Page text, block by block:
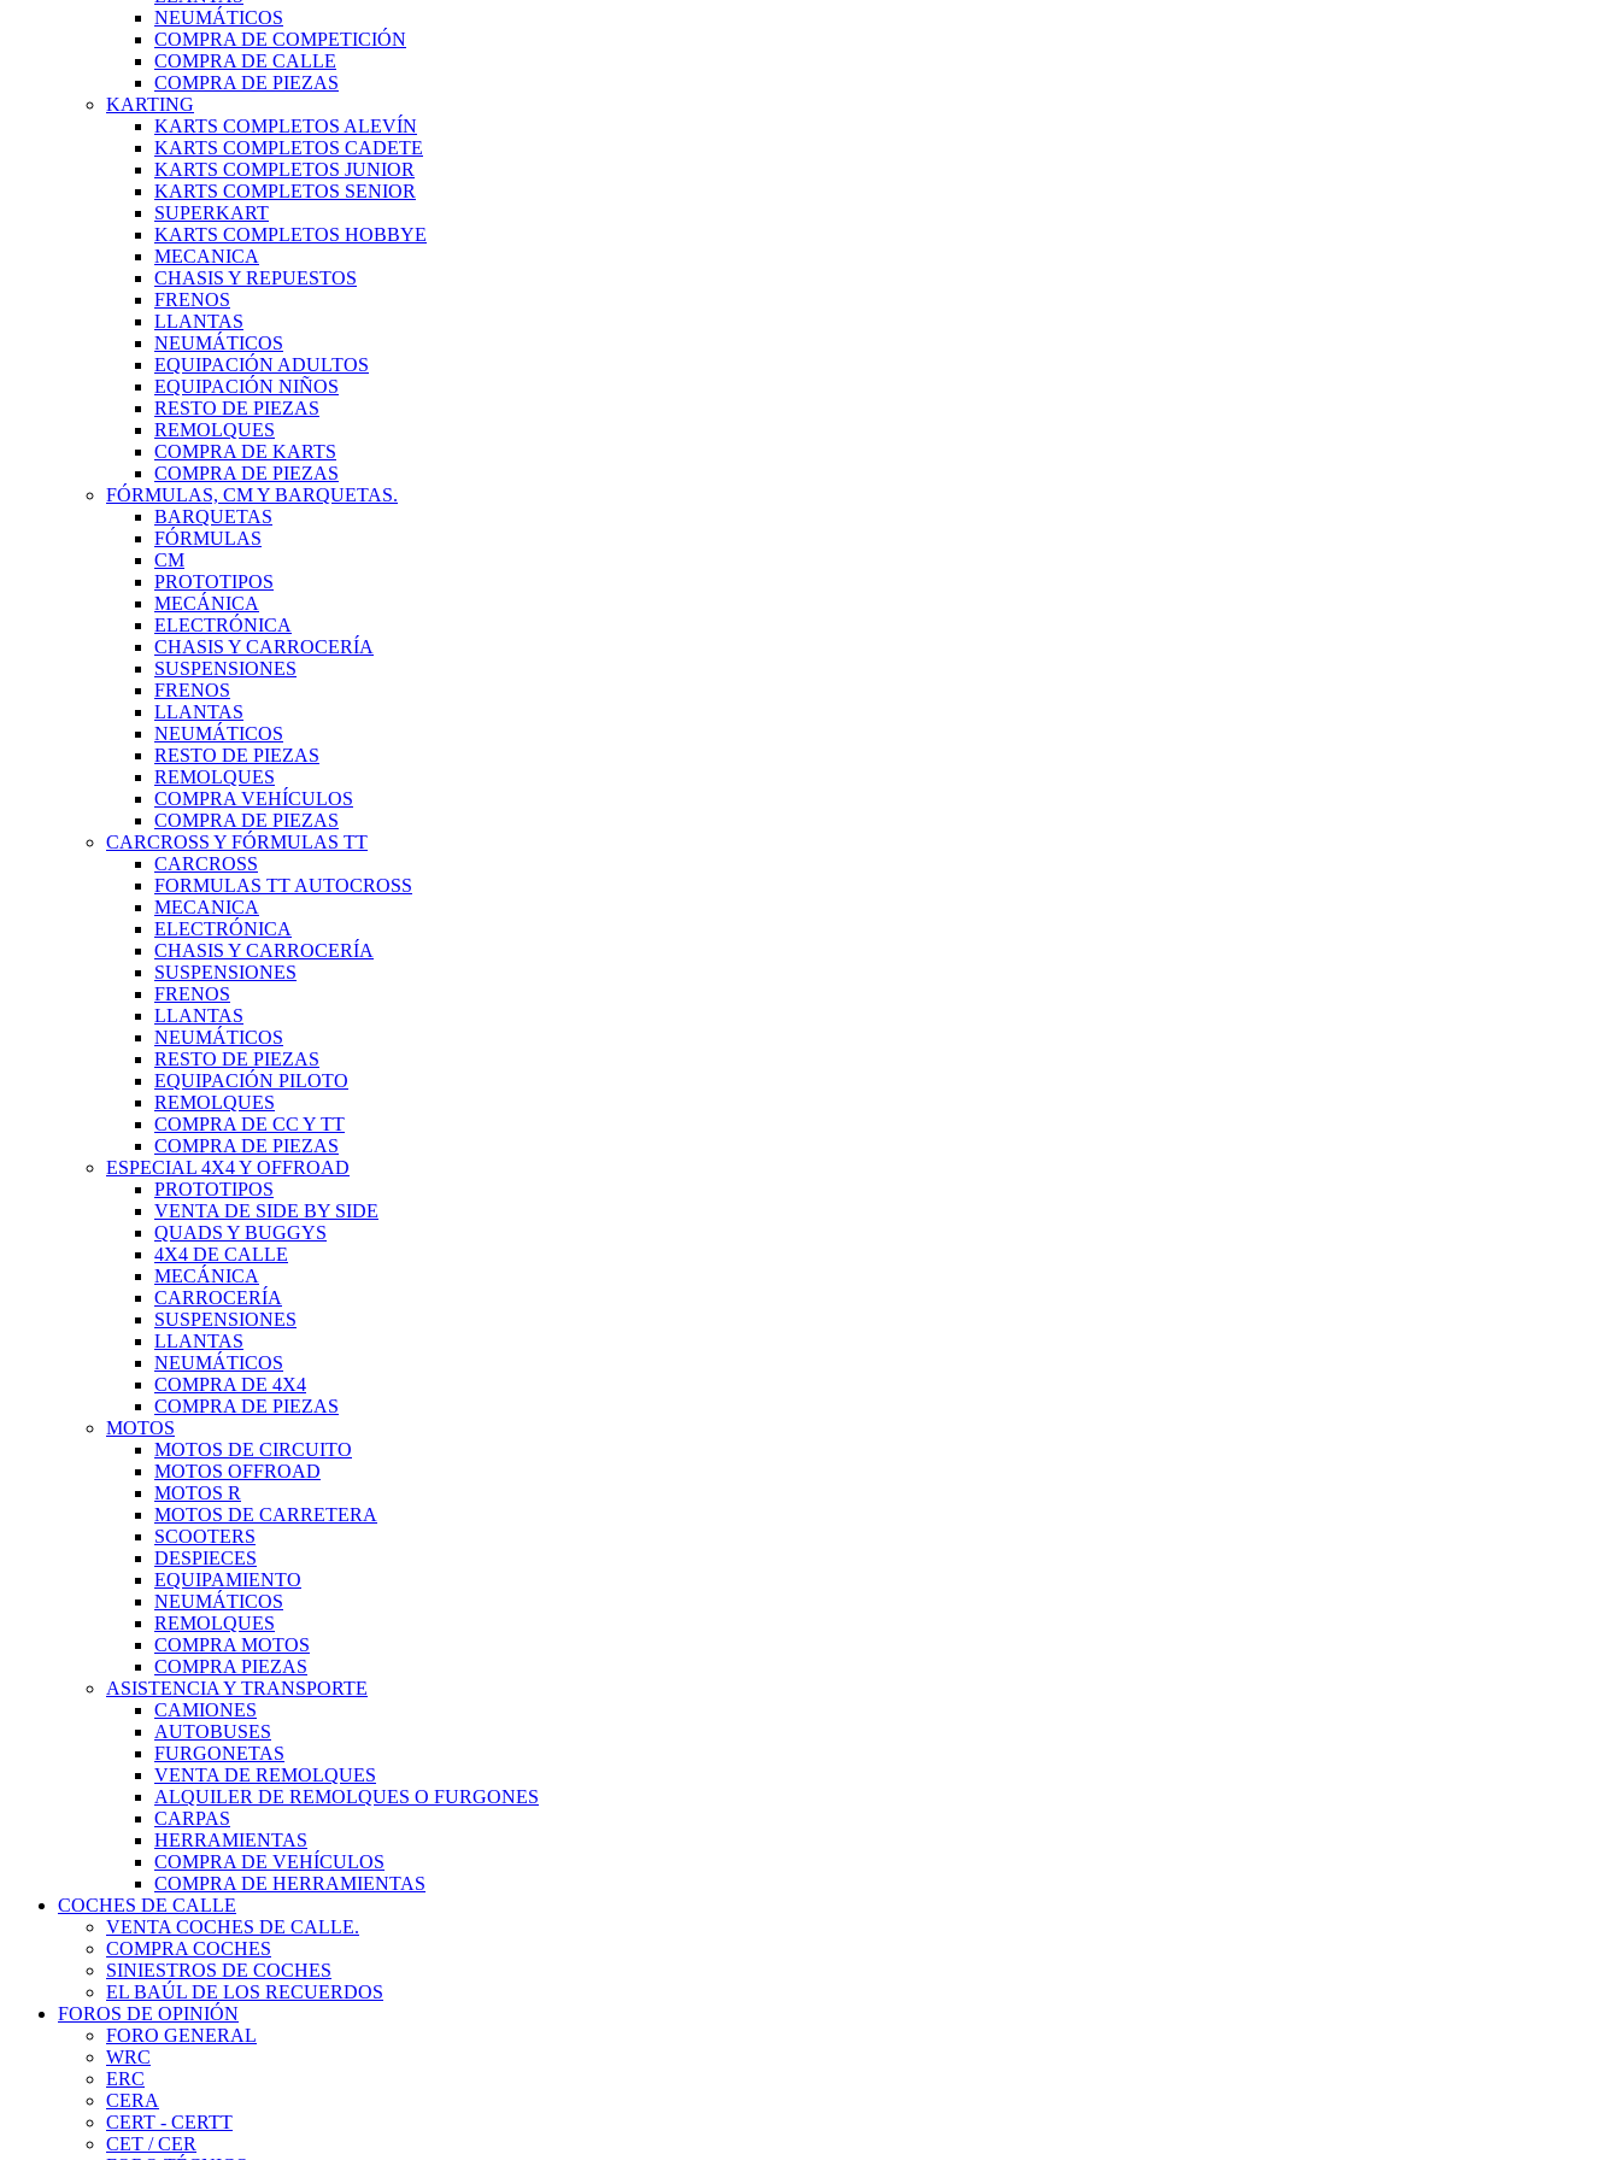
NEUMÁTICOS
COMPRA DE COMPETICIÓN
COMPRA DE CALLE
COMPRA DE PIEZAS
KARTING
KARTS COMPLETOS ALEVÍN
KARTS COMPLETOS CADETE
KARTS COMPLETOS JUNIOR
KARTS COMPLETOS SENIOR
SUPERKART
KARTS COMPLETOS HOBBYE
MECANICA
CHASIS Y REPUESTOS
FRENOS
LLANTAS
NEUMÁTICOS
EQUIPACIÓN ADULTOS
EQUIPACIÓN NIÑOS
RESTO DE PIEZAS
REMOLQUES
COMPRA DE KARTS
COMPRA DE PIEZAS
FÓRMULAS, CM Y BARQUETAS.
BARQUETAS
FÓRMULAS
CM
PROTOTIPOS
MECÁNICA
ELECTRÓNICA
CHASIS Y CARROCERÍA
SUSPENSIONES
FRENOS
LLANTAS
NEUMÁTICOS
RESTO DE PIEZAS
REMOLQUES
COMPRA VEHÍCULOS
COMPRA DE PIEZAS
CARCROSS Y FÓRMULAS TT
CARCROSS
FORMULAS TT AUTOCROSS
MECANICA
ELECTRÓNICA
CHASIS Y CARROCERÍA
SUSPENSIONES
FRENOS
LLANTAS
NEUMÁTICOS
RESTO DE PIEZAS
EQUIPACIÓN PILOTO
REMOLQUES
COMPRA DE CC Y TT
COMPRA DE PIEZAS
ESPECIAL 4X4 Y OFFROAD
PROTOTIPOS
VENTA DE SIDE BY SIDE
QUADS Y BUGGYS
4X4 DE CALLE
MECÁNICA
CARROCERÍA
SUSPENSIONES
LLANTAS
NEUMÁTICOS
COMPRA DE 4X4
COMPRA DE PIEZAS
MOTOS
MOTOS DE CIRCUITO
MOTOS OFFROAD
MOTOS R
MOTOS DE CARRETERA
SCOOTERS
DESPIECES
EQUIPAMIENTO
NEUMÁTICOS
REMOLQUES
COMPRA MOTOS
COMPRA PIEZAS
ASISTENCIA Y TRANSPORTE
CAMIONES
AUTOBUSES
FURGONETAS
VENTA DE REMOLQUES
ALQUILER DE REMOLQUES O FURGONES
CARPAS
HERRAMIENTAS
COMPRA DE VEHÍCULOS
COMPRA DE HERRAMIENTAS
COCHES DE CALLE
VENTA COCHES DE CALLE.
COMPRA COCHES
SINIESTROS DE COCHES
EL BAÚL DE LOS RECUERDOS
FOROS DE OPINIÓN
FORO GENERAL
WRC
ERC
CERA
CERT - CERTT
CET / CER